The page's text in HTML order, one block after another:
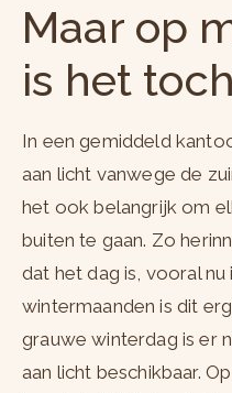
Maar op
is het
In een gemiddeld
aan licht vanwege de
het ook belangrijk om
buiten te gaan. Zo
dat het dag is, vooral nu
wintermaanden is dit
grauwe winterdag is er
aan licht beschikbaar.